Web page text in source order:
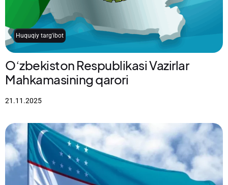
Huquqiy targ'ibot
Oʻzbekiston Respublikasi Vazirlar
Mahkamasining qarori
21.11.2025